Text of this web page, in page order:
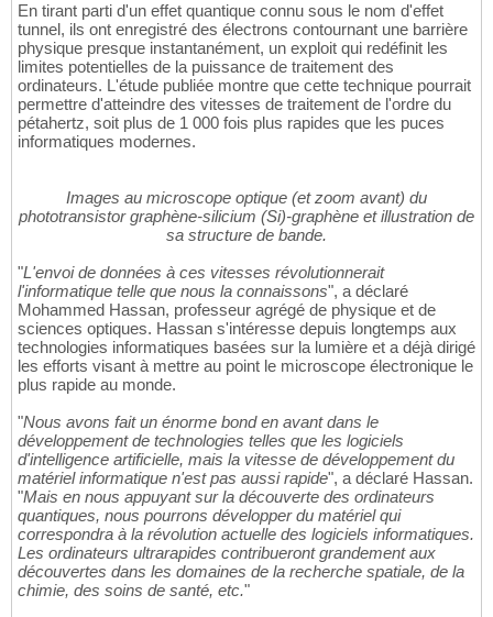
En tirant parti d'un effet quantique connu sous le nom d'effet
tunnel, ils ont enregistré des électrons contournant une barrière
physique presque instantanément, un exploit qui redéfinit les
limites potentielles de la puissance de traitement des
ordinateurs. L'étude publiée montre que cette technique pourrait
permettre d'atteindre des vitesses de traitement de l'ordre du
pétahertz, soit plus de 1 000 fois plus rapides que les puces
informatiques modernes.
Images au microscope optique (et zoom avant) du
phototransistor graphène-silicium (Si)-graphène et illustration de
sa structure de bande.
"L'envoi de données à ces vitesses révolutionnerait
l'informatique telle que nous la connaissons", a déclaré
Mohammed Hassan, professeur agrégé de physique et de
sciences optiques. Hassan s'intéresse depuis longtemps aux
technologies informatiques basées sur la lumière et a déjà dirigé
les efforts visant à mettre au point le microscope électronique le
plus rapide au monde.
"Nous avons fait un énorme bond en avant dans le
développement de technologies telles que les logiciels
d'intelligence artificielle, mais la vitesse de développement du
matériel informatique n'est pas aussi rapide", a déclaré Hassan.
"Mais en nous appuyant sur la découverte des ordinateurs
quantiques, nous pourrons développer du matériel qui
correspondra à la révolution actuelle des logiciels informatiques.
Les ordinateurs ultrarapides contribueront grandement aux
découvertes dans les domaines de la recherche spatiale, de la
chimie, des soins de santé, etc."